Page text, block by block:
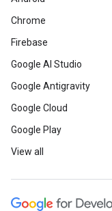
Chrome
Firebase
Google AI Studio
Google Antigravity
Google Cloud
Google Play
View all